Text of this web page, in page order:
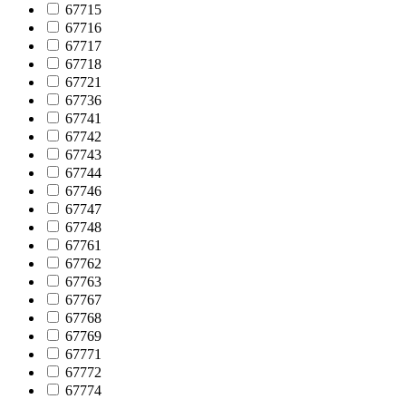
67715
67716
67717
67718
67721
67736
67741
67742
67743
67744
67746
67747
67748
67761
67762
67763
67767
67768
67769
67771
67772
67774